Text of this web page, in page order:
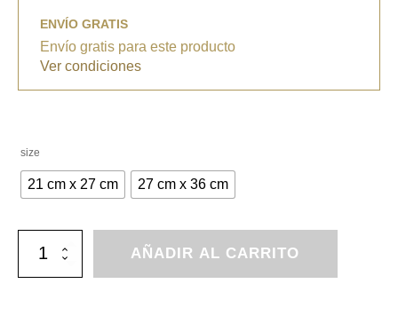
ENVÍO GRATIS
Envío gratis para este producto
Ver condiciones
size
21 cm x 27 cm 27 cm x 36 cm
Marcos
madera
AÑADIR AL CARRITO